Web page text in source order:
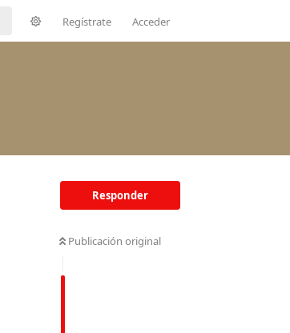
Regístrate Acceder
Responder
Publicación original